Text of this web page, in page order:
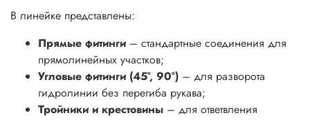
В линейке представлены:
Прямые фитинги – стандартные соединения для
прямолинейных участков;
Угловые фитинги (45°, 90°) – для разворота
гидролинии без перегиба рукава;
Тройники и крестовины – для ответвления